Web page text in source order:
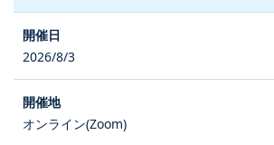
2026/8/3
オンライン(Zoom)